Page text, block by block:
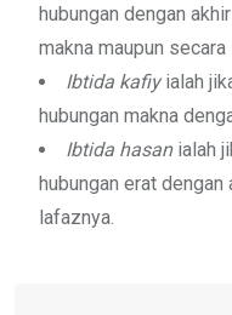
hubungan dengan
makna maupun secara
Ibtida kafiyialah
hubungan makna
Ibtida hasanialah
hubungan erat
lafaznya.